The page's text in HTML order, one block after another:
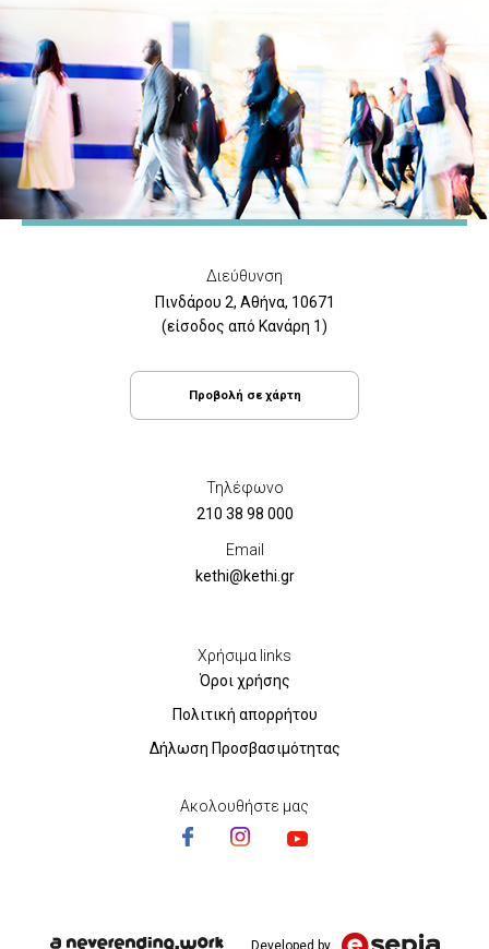
Διεύθυνση
Πινδάρου 2, Αθήνα, 10671
(είσοδος από Κανάρη 1)
Προβολή σε χάρτη
Τηλέφωνο
210 38 98 000
Email
kethi@kethi.gr
Χρήσιμα links
Όροι χρήσης
Πολιτική απορρήτου
Δήλωση Προσβασιμότητας
Ακολουθήστε μας
Developed by